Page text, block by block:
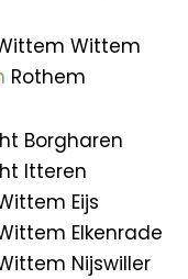
Wittem
Rothem
Borgharen
Itteren
Eijs
Elkenrade
Nijswiller